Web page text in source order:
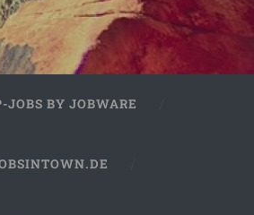
JOBS BY JOBWARE